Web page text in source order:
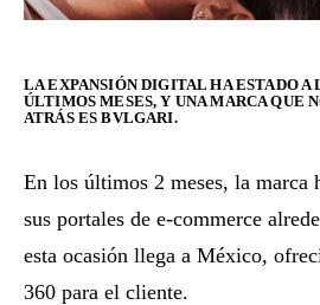
LA EXPANSIÓN DIGITAL HA ESTADO A
ÚLTIMOS MESES, Y UNA MARCA QUE
ATRÁS ES BVLGARI.
En los últimos 2 meses, la marca
sus portales de e-commerce
esta ocasión llega a México,
360 para el cliente.